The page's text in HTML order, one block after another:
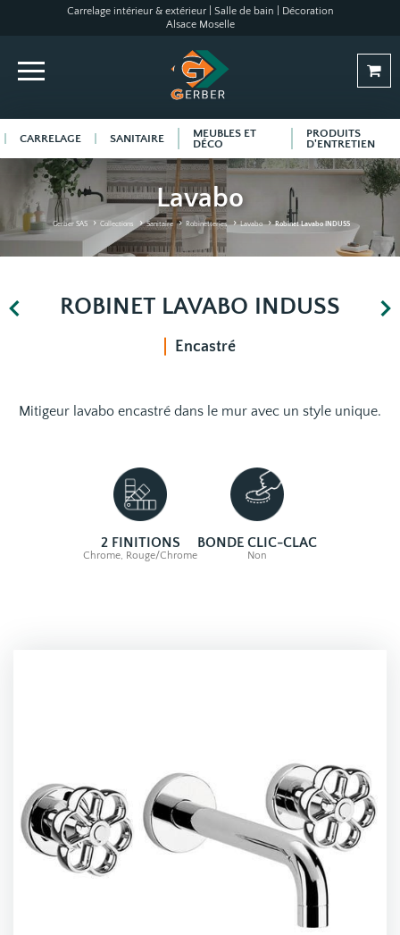
Carrelage intérieur & extérieur | Salle de bain | Décoration
Alsace Moselle
CARRELAGE SANITAIRE
MEUBLES ET
DÉCO
PRODUITS
D'ENTRETIEN
Lavabo
Gerber SAS Collections Sanitaire Robinetteries Lavabo Robinet Lavabo INDUSS
ROBINET LAVABO INDUSS
Encastré
Mitigeur lavabo encastré dans le mur avec un style unique.
2 FINITIONS
Chrome, Rouge/Chrome
BONDE CLIC-CLAC
Non